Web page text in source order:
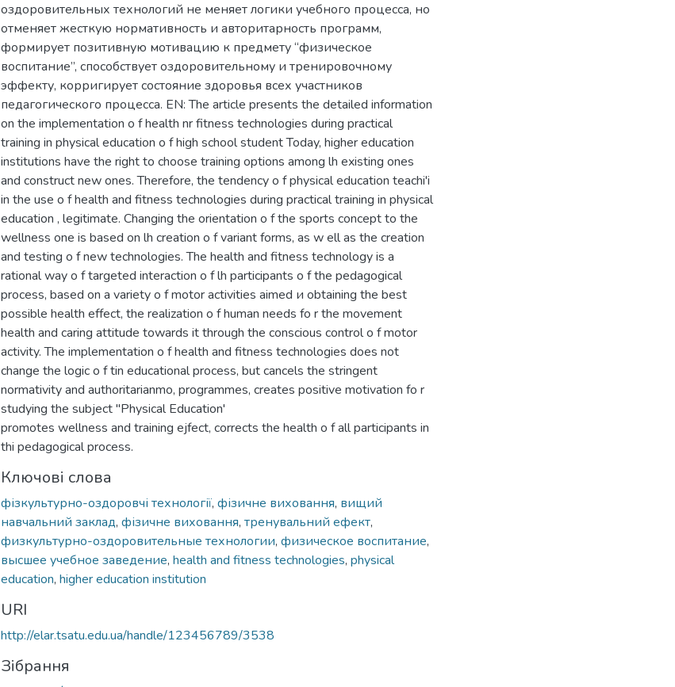
оздоровительных технологий не меняет логики учебного процесса, но
отменяет жесткую нормативность и авторитарность программ,
формирует позитивную мотивацию к предмету “физическое
воспитание’’, способствует оздоровительному и тренировочному
эффекту, корригирует состояние здоровья всех участников
педагогического процесса. EN: The article presents the detailed information
on the implementation o f health nr fitness technologies during practical
training in physical education o f high school student Today, higher education
institutions have the right to choose training options among lh existing ones
and construct new ones. Therefore, the tendency o f physical education teachi'i
in the use o f health and fitness technologies during practical training in physical
education , legitimate. Changing the orientation o f the sports concept to the
wellness one is based on lh creation o f variant forms, as w ell as the creation
and testing o f new technologies. The health and fitness technology is a
rational way o f targeted interaction o f lh participants o f the pedagogical
process, based on a variety o f motor activities aimed и obtaining the best
possible health effect, the realization o f human needs fo r the movement
health and caring attitude towards it through the conscious control o f motor
activity. The implementation o f health and fitness technologies does not
change the logic o f tin educational process, but cancels the stringent
normativity and authoritarianmo, programmes, creates positive motivation fo r
studying the subject "Physical Education'
promotes wellness and training ejfect, corrects the health o f all participants in
thi pedagogical process.
Ключові слова
фізкультурно-оздоровчі технології, фізичне виховання, вищий
навчальний заклад, фізичне виховання, тренувальний ефект,
физкультурно-оздоровительные технологии, физическое воспитание,
высшее учебное заведение, health and fitness technologies, physical
education, higher education institution
URI
http://elar.tsatu.edu.ua/handle/123456789/3538
Зібрання